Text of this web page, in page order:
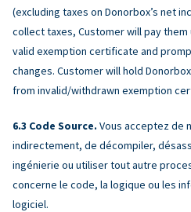
(excluding taxes on Donorbox’s net
collect taxes, Customer will pay
valid exemption certificate and
changes. Customer will hold
from invalid/withdrawn exemption
Code Source. Vous acceptez de
indirectement, de décompiler,
ingénierie ou utiliser tout autre
concerne le code, la logique ou les
logiciel.